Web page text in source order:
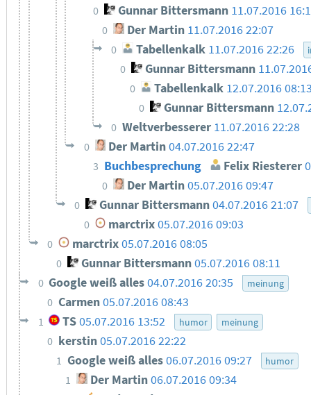
0 Gunnar Bittersmann 11.07.2016
0 Der Martin 11.07.2016 22:07
0 Tabellenkalk 11.07.2016 22:26
0 Gunnar Bittersmann
0 Tabellenkalk 12.07.2016
0 Gunnar Bittersmann
0 Weltverbesserer 11.07.2016 22:28
0 Der Martin04.07.2016 22:47
3 Buchbesprechung Felix Riesterer
0 Der Martin05.07.2016 09:47
0 Gunnar Bittersmann04.07.2016 21:07
0 marctrix05.07.2016 09:03
0 marctrix 05.07.2016 08:05
0 Gunnar Bittersmann05.07.2016 08:11
0 Google weiß alles04.07.2016 20:35 meinung
0 Carmen05.07.2016 08:43
1 TS05.07.2016 13:52 humor meinung
0 kerstin05.07.2016 22:22
1 Google weiß alles06.07.2016 09:27 humor
1 Der Martin06.07.2016 09:34